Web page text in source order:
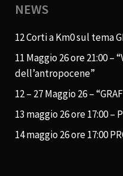
NEWS
12 Corti a Km0 sul tema
11 Maggio 26 ore 21:00 –
dell’antropocene”
12 – 27 Maggio 26 –
13 maggio 26 ore 17:00 –
14 maggio 26 ore 17:00